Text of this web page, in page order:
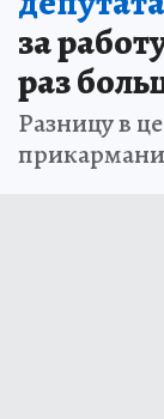
за
раз
Разницу в